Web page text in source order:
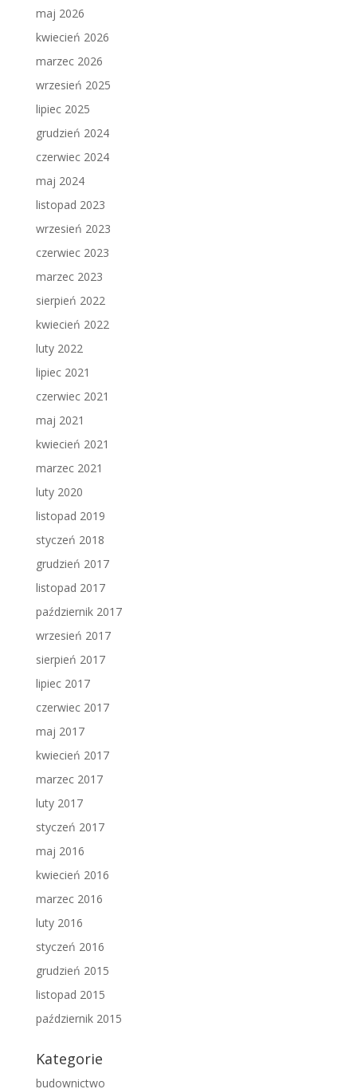
maj 2026
kwiecień 2026
marzec 2026
wrzesień 2025
lipiec 2025
grudzień 2024
czerwiec 2024
maj 2024
listopad 2023
wrzesień 2023
czerwiec 2023
marzec 2023
sierpień 2022
kwiecień 2022
luty 2022
lipiec 2021
czerwiec 2021
maj 2021
kwiecień 2021
marzec 2021
luty 2020
listopad 2019
styczeń 2018
grudzień 2017
listopad 2017
październik 2017
wrzesień 2017
sierpień 2017
lipiec 2017
czerwiec 2017
maj 2017
kwiecień 2017
marzec 2017
luty 2017
styczeń 2017
maj 2016
kwiecień 2016
marzec 2016
luty 2016
styczeń 2016
grudzień 2015
listopad 2015
październik 2015
Kategorie
budownictwo